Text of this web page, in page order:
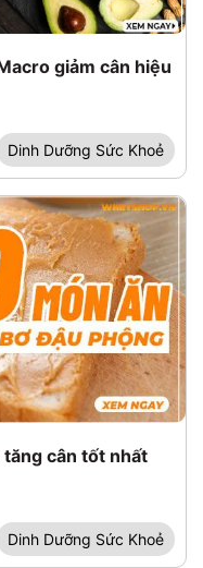
giảm cân hiệu
Dinh Dưỡng Sức Khoẻ
cân tốt nhất
Dinh Dưỡng Sức Khoẻ